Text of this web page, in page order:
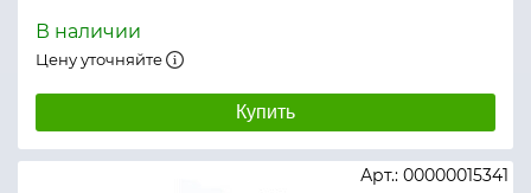
В наличии
Цену уточняйте
Купить
Арт.: 00000015341